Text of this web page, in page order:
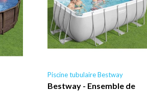
Piscine tubulaire Bestway
Bestway - Ensemble de